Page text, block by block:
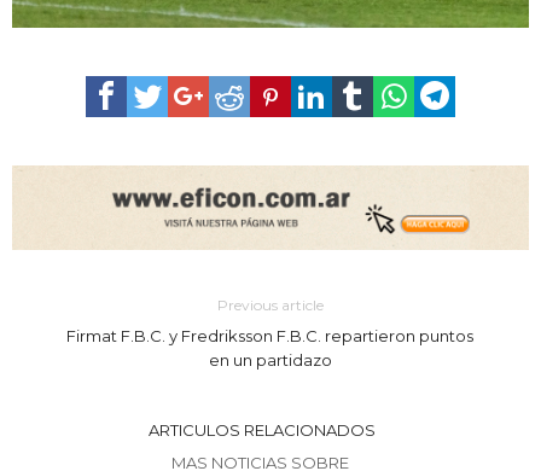
Previous article
Firmat F.B.C. y Fredriksson F.B.C. repartieron puntos
en un partidazo
ARTICULOS RELACIONADOS
MAS NOTICIAS SOBRE